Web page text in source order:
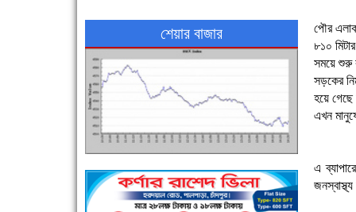
এক সপ্তাহে শনাক্ত বেড়েছে ৫৫%, মৃত্যু ৪৬%
শেয়ার বাজার
পৌর
৮১০
সময়ে শুরু
সড়কের
হয়ে
এখন
এ
জনস্বাস্থ্য